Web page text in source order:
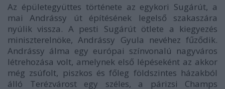
Az épületegyüttes története az egykori Sugárút, a
mai Andrássy út építésének legelső szakaszára
nyúlik vissza. A pesti Sugárút ötlete a kiegyezés
miniszterelnöke, Andrássy Gyula nevéhez fűződik.
Andrássy álma egy európai színvonalú nagyváros
létrehozása volt, amelynek első lépéseként az akkor
még zsúfolt, piszkos és főleg földszintes házakból
álló Terézvárost egy széles, a párizsi Champs